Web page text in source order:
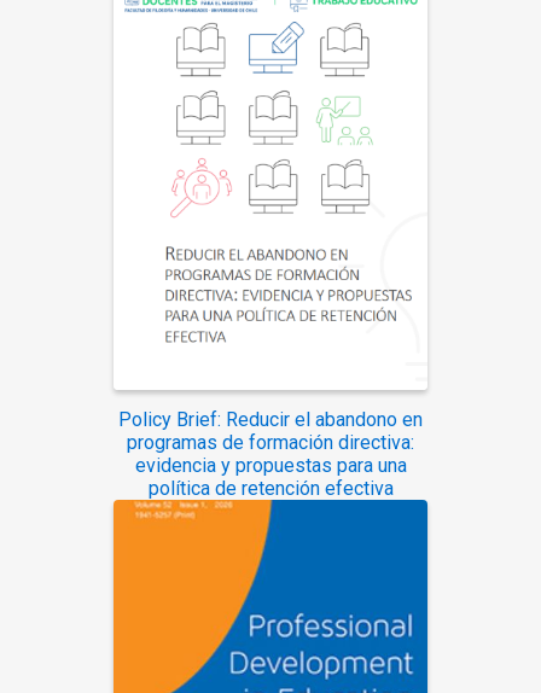
Policy Brief: Reducir el abandono en
programas de formación directiva:
evidencia y propuestas para una
política de retención efectiva